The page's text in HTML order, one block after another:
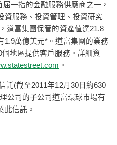
一指的金融服務供應商之一，
資服務、投資管理、投資研究
道富集團保管的資產值達21.8
1.9萬億美元*。道富集團的業務
地區提供客戶服務。詳細資
。
託(截至2011年12月30日約630
公司的子公司道富環球市場有
此信託。